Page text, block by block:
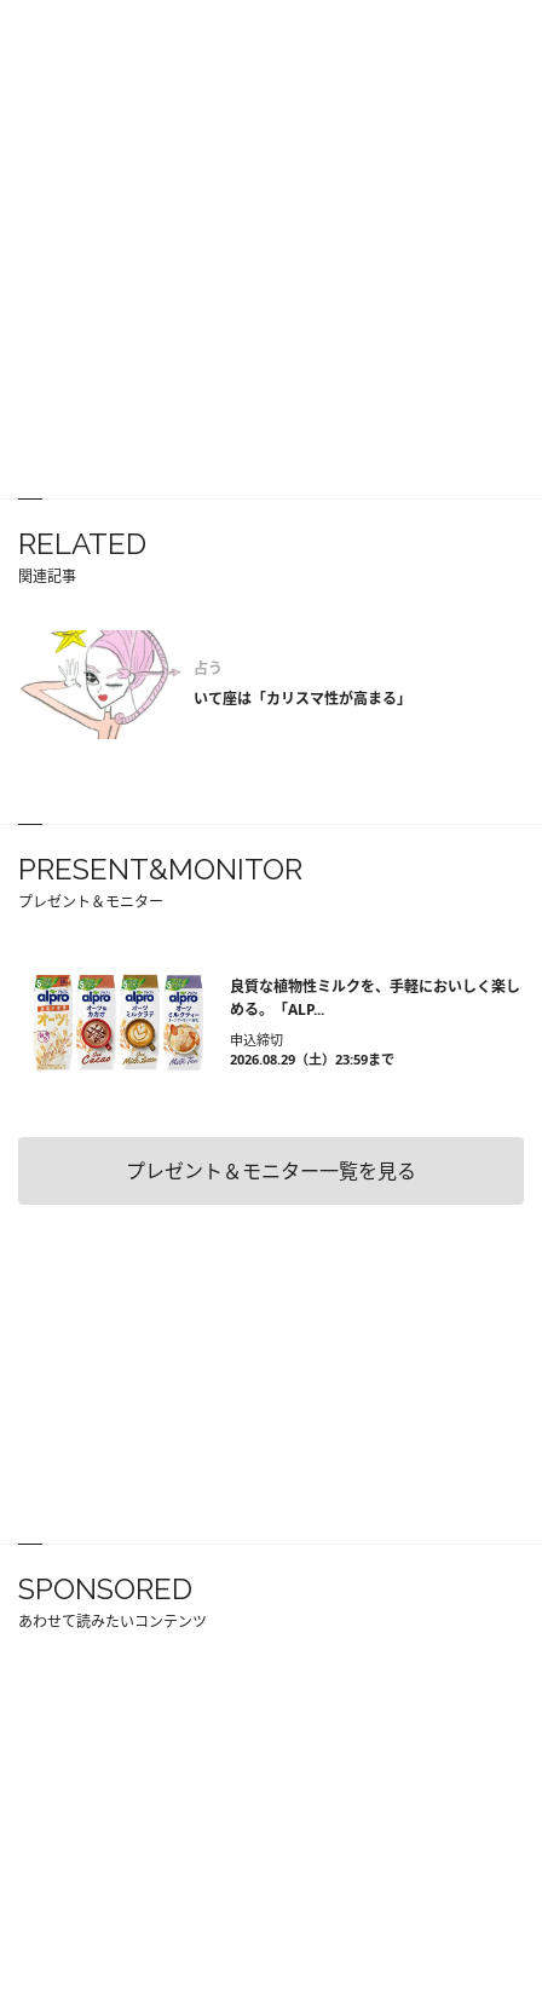
RELATED
関連記事
占う
いて座は「カリスマ性が高まる」
PRESENT&MONITOR
プレゼント＆モニター
良質な植物性ミルクを、手軽においしく楽し
める。「ALP...
申込締切
2026.08.29（土）23:59まで
プレゼント＆モニター一覧を見る
SPONSORED
あわせて読みたいコンテンツ